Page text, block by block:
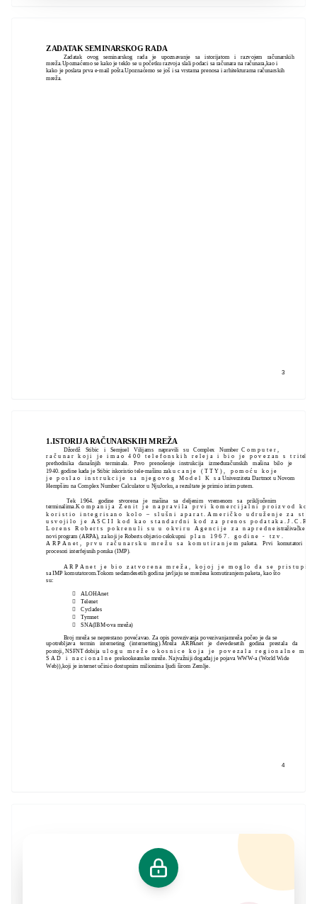
3
ZADATAK SEMINARSKOG RADA
Zadatak ovog seminarskog rada je upoznavanje sa istorijatom i razvojem računarskih
mreža.Upoznaćemo se kako je teklo se u početku razvoja slali podaci sa računara na računara,kao i
kako je poslata prva e-mail pošta.Upoznaćemo se još i sa vrstama prenosa i arhitekturama računarskih
mreža.
4
1.ISTORIJA RAČUNARSKIH MREŽA
Džordž Stibic i Semjuel Vilijams napravili su Complex Number C o m p u t e r ,
r a č u n a r k o j i j e i m a o 4 0 0 t e l e f o n s k i h r e l e j a i b i o j e p o v e z a n s t r i
prethodnika današnjih terminala. Prvo prenošenje instrukcija izmeđuračunskih mašina bilo je
1940. godine kada je Stibic iskoristio tele-mašinu zak u c a n j e ( T T Y ) , p o m o ć u k o j e
j e p o s l a o i n s t r u k c i j e s a n j e g o v o g M o d e l K s a Univerziteta Dartmot u Novom
Hempširu na Complex Number Calculator u NjuJorku, a rezultate je primio istim putem.
Tek 1964. godine stvorena je mašina sa deljenim vremenom sa priključenim
terminalima.K o m p a n i j a Z e n i t j e n a p r a v i l a p r v i k o m e r c i j a l n i p r o i z v o d k o j
k o r i s t i o i n t e g r i s a n o k o l o – s l u š n i a p a r a t . A m e r i č k o u d r u ž e n j e z a s t a n
u s v o j i l o j e A S C I I k o d k a o s t a n d a r d n i k o d z a p r e n o s p o d a t a k a . J . C . R
L o r e n s R o b e r t s p o k r e n u l i s u u o k v i r u A g e n c i j e z a n a p r e d n e istraživačke
novi program (ARPA), za koji je Roberts objavio celokupni p l a n 1 9 6 7 . g o d i n e - t z v .
A R P A n e t , p r v u r a č u n a r s k u m r e ž u s a k o m u t i r a n j e m paketa. Prvi komutatori
procesori interfejsnih poruka (IMP).
A R P A n e t j e b i o z a t v o r e n a m r e ž a , k o j o j j e m o g l o d a s e p r i s t u p i
sa IMP komutatorom.Tokom sedamdesetih godina javljaju se mrežesa komutiranjem paketa, kao što
su:
 ALOHAnet
 Telenet

Cyclades

Tymnet
 SNA(IBM-ova mreža)
Broj mreža se neprestano povećavao. Za opis povezivanja povezivanjamreža počeo je da se
upotrebljava termin interneting (internetting).Mreža ARPAnet je devedesetih godina prestala da
postoji, NSFNT dobija u l o g u m r e ž e o k o s n i c e k o j a j e p o v e z a l a r e g i o n a l n e m r e
S A D i n a c i o n a l n e prekookeanske mreže. Najvažniji događaj je pojava WWW-a (World Wide
Web)),koji je internet učinio dostupnim milionima ljudi širom Zemlje.